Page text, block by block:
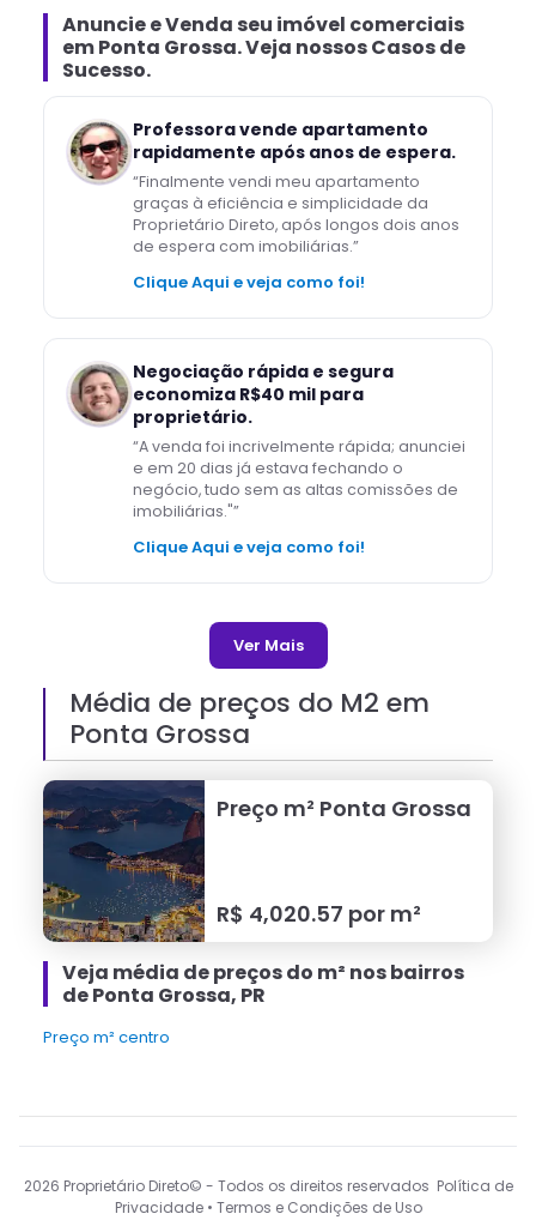
Anuncie e Venda seu imóvel comerciais
emPonta Grossa. Veja nossos Casos de
Sucesso.
Professora vende apartamento
rapidamente após anos de espera.
“Finalmente vendi meu apartamento
graças à eficiência e simplicidade da
Proprietário Direto, após longos dois anos
de espera com imobiliárias.”
Clique Aqui e veja como foi!
Negociação rápida e segura
economiza R$40 mil para
proprietário.
“A venda foi incrivelmente rápida; anunciei
e em 20 dias já estava fechando o
negócio, tudo sem as altas comissões de
imobiliárias."”
Clique Aqui e veja como foi!
Ver Mais
Média de preços do M2 em
Ponta Grossa
Preço m² Ponta Grossa
R$ 4,020.57 por m²
Veja média de preços do m² nos bairros
de Ponta Grossa, PR
Preço m² centro
2026 Proprietário Direto© - Todos os direitos reservados Política de
Privacidade • Termos e Condições de Uso